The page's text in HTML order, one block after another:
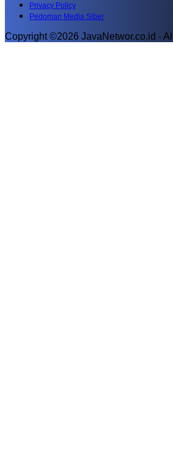
Privacy Policy
Pedoman Media Siber
Copyright ©2026 JavaNetwor.co.id -